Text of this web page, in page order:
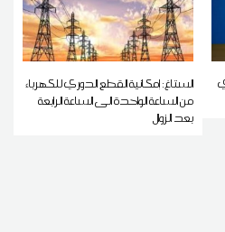
الستاغ: إمكانية القطع الدوري للكهرباء
من الساعة الواحدة الى الساعة الرابعة
بعد الزوال